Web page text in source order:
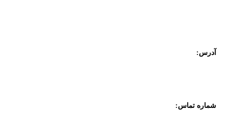
آدرس:
شماره تماس: